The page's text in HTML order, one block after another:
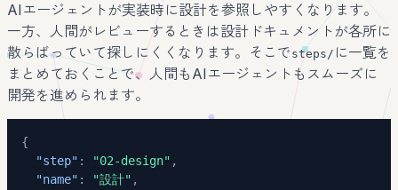
AIエージェントが実装時に設計を参照しやすくなります。
一方、人間がレビューするときは設計ドキュメントが各所に
散らばっていて探しにくくなります。そこでsteps/ に一覧を
まとめておくことで、人間もAIエージェントもスムーズに
開発を進められます。
{
"step" : "02-design" ,
"name" : "設計" ,